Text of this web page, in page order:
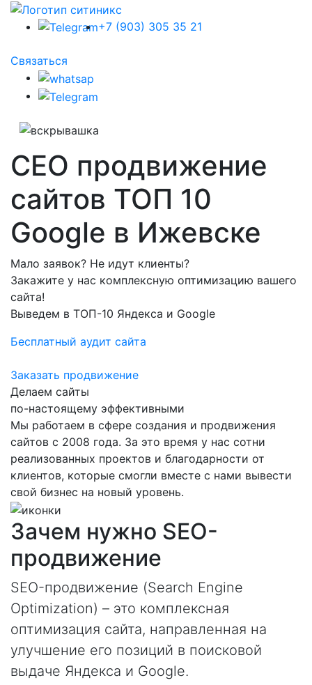
+7 (903) 305 35 21
Связаться
СЕО продвижение
сайтов ТОП 10
Google в Ижевске
Мало заявок? Не идут клиенты?
Закажите у нас комплексную оптимизацию вашего
сайта!
Выведем в ТОП-10 Яндекса и Google
Бесплатный аудит сайта
Заказать продвижение
Делаем сайты
по-настоящему эффективными
Мы работаем в сфере создания и продвижения
сайтов с 2008 года. За это время у нас сотни
реализованных проектов и благодарности от
клиентов, которые смогли вместе с нами вывести
свой бизнес на новый уровень.
Зачем нужно SEO-
продвижение
SEO-продвижение (Search Engine
Optimization) – это комплексная
оптимизация сайта, направленная на
улучшение его позиций в поисковой
выдаче Яндекса и Google.